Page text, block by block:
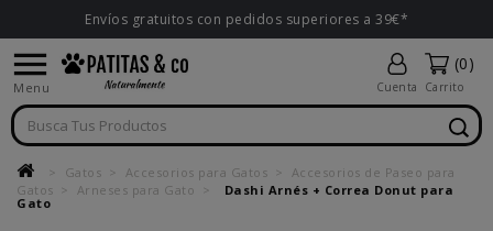
Envíos gratuitos con pedidos superiores a 39€*

Menu Cuenta
(0)
Carrito
Gatos Accesorios para Gatos
Accesorios de Paseo para
Gatos
Arneses para Gato
Dashi Arnés + Correa Donut para
Gato